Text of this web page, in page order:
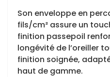
Son enveloppe en
fils/cm² assure un
finition passepoil
longévité de l’oreiller
finition soignée,
haut de gamme.